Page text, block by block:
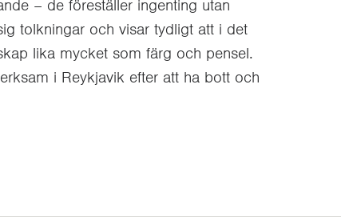
– de föreställer ingenting utan
tolkningar och visar tydligt att i det
lika mycket som färg och pensel.
i Reykjavik efter att ha bott och